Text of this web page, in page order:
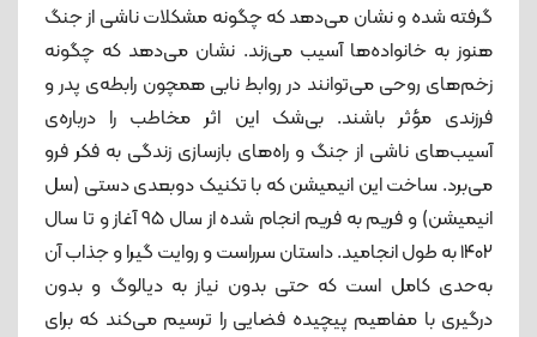
گرفته شده و نشان می‌دهد که چگونه مشکلات ناشی از جنگ
هنوز به خانواده‌ها آسیب می‌زند. نشان می‌دهد که چگونه
زخم‌های روحی می‌توانند در روابط نابی همچون رابطه‌ی پدر و
فرزندی مؤثر باشند. بی‌شک این اثر مخاطب را درباره‌ی
آسیب‌های ناشی از جنگ و راه‌های بازسازی زندگی به فکر فرو
می‌برد. ساخت این انیمیشن که با تکنیک دوبعدی دستی (سل
انیمیشن) و فریم به فریم انجام شده از سال ۹۵ آغاز و تا سال
۱۴۰۲ به طول انجامید. داستان سرراست و روایت گیرا و جذاب آن
به‌حدی کامل است که حتی بدون نیاز به دیالوگ و بدون
درگیری با مفاهیم پیچیده فضایی را ترسیم می‌کند که برای